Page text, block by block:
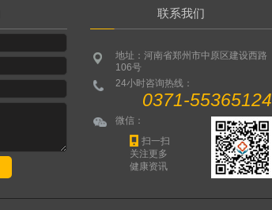
联系我们
地址：河南省郑州市中原区建设西路
106号
24小时咨询热线：
0371-55365124
微信：
扫一扫
关注更多
健康资讯